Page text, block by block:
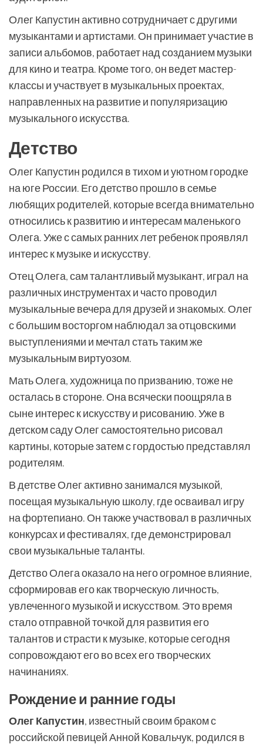
Олег Капустин активно сотрудничает с другими
музыкантами и артистами. Он принимает участие в
записи альбомов, работает над созданием музыки
для кино и театра. Кроме того, он ведет мастер-
классы и участвует в музыкальных проектах,
направленных на развитие и популяризацию
музыкального искусства.
Детство
Олег Капустин родился в тихом и уютном городке
на юге России. Его детство прошло в семье
любящих родителей, которые всегда внимательно
относились к развитию и интересам маленького
Олега. Уже с самых ранних лет ребенок проявлял
интерес к музыке и искусству.
Отец Олега, сам талантливый музыкант, играл на
различных инструментах и часто проводил
музыкальные вечера для друзей и знакомых. Олег
с большим восторгом наблюдал за отцовскими
выступлениями и мечтал стать таким же
музыкальным виртуозом.
Мать Олега, художница по призванию, тоже не
осталась в стороне. Она всячески поощряла в
сыне интерес к искусству и рисованию. Уже в
детском саду Олег самостоятельно рисовал
картины, которые затем с гордостью представлял
родителям.
В детстве Олег активно занимался музыкой,
посещая музыкальную школу, где осваивал игру
на фортепиано. Он также участвовал в различных
конкурсах и фестивалях, где демонстрировал
свои музыкальные таланты.
Детство Олега оказало на него огромное влияние,
сформировав его как творческую личность,
увлеченного музыкой и искусством. Это время
стало отправной точкой для развития его
талантов и страсти к музыке, которые сегодня
сопровождают его во всех его творческих
начинаниях.
Рождение и ранние годы
Олег Капустин, известный своим браком с
российской певицей Анной Ковальчук, родился в